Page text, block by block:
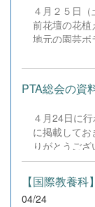
て今年度の記
広島6-1
負け 角田
会に向けて
４月２５日
前花壇の花植
地元の園芸ボ
やかに彩る
は開港100周
す。 それを
ていただき
ンが、実際に
とてもワクワ
れない手つ
を受けなが
苗を植えてい
PTA総会の資
４月24日に
に掲載して
りがとうござ
04/24